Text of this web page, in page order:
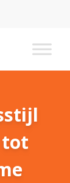
tot